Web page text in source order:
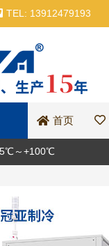
TEL: 13912479193
首页
～+100℃